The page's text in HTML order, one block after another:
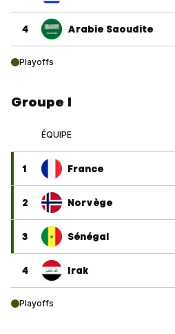
4 Arabie Saoudite
Playoffs
Groupe I
ÉQUIPE
1 France
2 Norvège
3 Sénégal
4 Irak
Playoffs